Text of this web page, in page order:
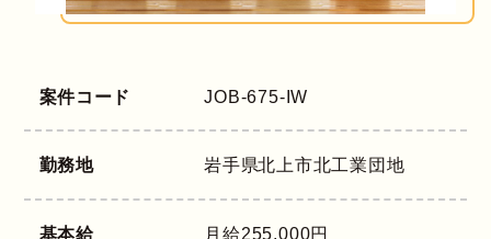
案件コード JOB-675-IW
勤務地 岩手県北上市北工業団地
基本給
月給255,000円